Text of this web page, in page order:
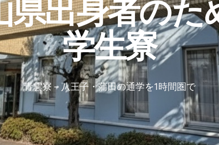
県出身者の​た
学生寮
青雲寮 – 八王子・蒲田の通学を1時間圏で